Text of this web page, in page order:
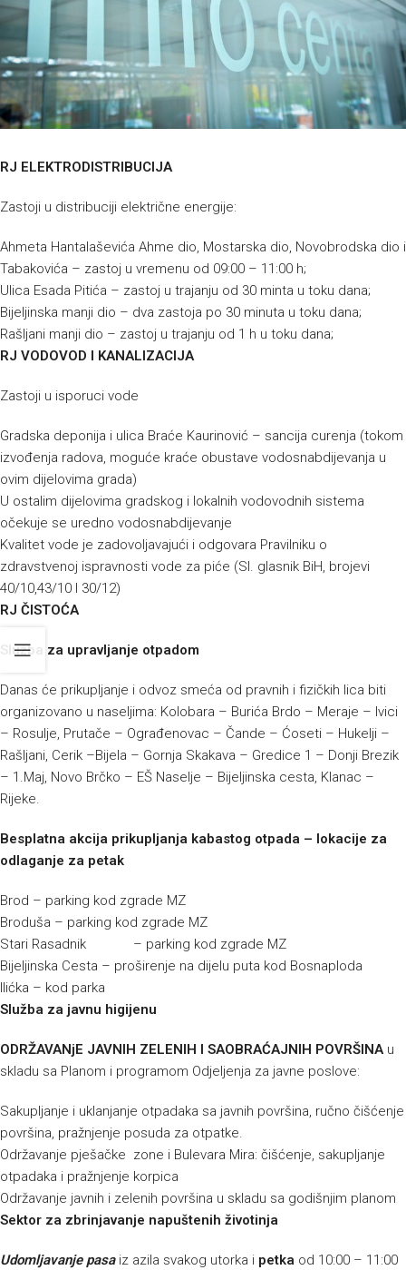
RJ ELEKTRODISTRIBUCIJA
Zastoji u distribuciji električne energije:
Ahmeta Hantalaševića Ahme dio, Mostarska dio, Novobrodska dio i
Tabakovića – zastoj u vremenu od 09:00 – 11:00 h;
Ulica Esada Pitića – zastoj u trajanju od 30 minta u toku dana;
Bijeljinska manji dio – dva zastoja po 30 minuta u toku dana;
Rašljani manji dio – zastoj u trajanju od 1 h u toku dana;
RJ VODOVOD I KANALIZACIJA
Zastoji u isporuci vode
Gradska deponija i ulica Braće Kaurinović – sancija curenja (tokom
izvođenja radova, moguće kraće obustave vodosnabdijevanja u
ovim dijelovima grada)
U ostalim dijelovima gradskog i lokalnih vodovodnih sistema
očekuje se uredno vodosnabdijevanje
Kvalitet vode je zadovoljavajući i odgovara Pravilniku o
zdravstvenoj ispravnosti vode za piće (Sl. glasnik BiH, brojevi
40/10,43/10 I 30/12)
RJ ČISTOĆA
Služba za upravljanje otpadom
Danas će prikupljanje i odvoz smeća od pravnih i fizičkih lica biti
organizovano u naseljima: Kolobara – Burića Brdo – Meraje – Ivici
– Rosulje, Prutače – Ograđenovac – Čande – Ćoseti – Hukelji –
Rašljani, Cerik –Bijela – Gornja Skakava – Gredice 1 – Donji Brezik
– 1.Maj, Novo Brčko – EŠ Naselje – Bijeljinska cesta, Klanac –
Rijeke.
Besplatna akcija prikupljanja kabastog otpada – lokacije za
odlaganje za petak
Brod – parking kod zgrade MZ
Broduša – parking kod zgrade MZ
Stari Rasadnik – parking kod zgrade MZ
Bijeljinska Cesta – proširenje na dijelu puta kod Bosnaploda
Ilićka – kod parka
Služba za javnu higijenu
ODRŽAVANjE JAVNIH ZELENIH I SAOBRAĆAJNIH POVRŠINAu
skladu sa Planom i programom Odjeljenja za javne poslove:
Sakupljanje i uklanjanje otpadaka sa javnih površina, ručno čišćenje
površina, pražnjenje posuda za otpatke.
Održavanje pješačke zone i Bulevara Mira: čišćenje, sakupljanje
otpadaka i pražnjenje korpica
Održavanje javnih i zelenih površina u skladu sa godišnjim planom
Sektor za zbrinjavanje napuštenih životinja
Udomljavanje pasaiz azila svakog utorka i petka od 10:00 – 11:00